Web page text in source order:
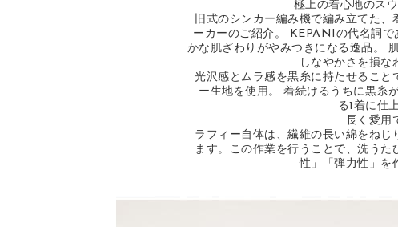
極上の着心地のス
旧式のシンカー編み機で編み立てた
ーカーのご紹介。 KEPANIの代名詞で
かな肌ざわりがやみつきになる逸品。
しなやかさを損な
光沢感とムラ感を黒糸に持たせること
ー生地を使用。 着続けるうちに黒糸
る1着に仕
長く愛用
ラフィー自体は、繊維の長い綿をね
ます。この作業を行うことで、洗う
性」「弾力性」を